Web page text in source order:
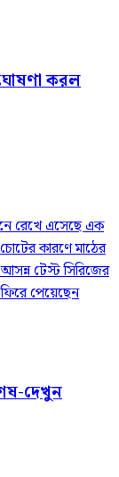
করল
রেখে এসেছে এক
কারণে মাঠের
টেস্ট সিরিজের
ফিরে পেয়েছেন
দেখুন